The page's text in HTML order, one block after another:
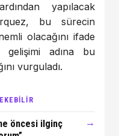
yapılacak
bu sürecin
olacağını ifade
gelişimi adına bu
vurguladı.
öncesi ilginç
→